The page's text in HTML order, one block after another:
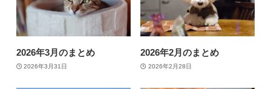
2026年3月のまとめ
2026年3月31日
2026年2月のまとめ
2026年2月28日